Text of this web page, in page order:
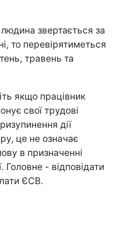
звертається за
то перевірятиметься
травень та
якщо працівник
свої трудові
дії
це не означає
в призначенні
Головне - відповідати
ЄСВ.